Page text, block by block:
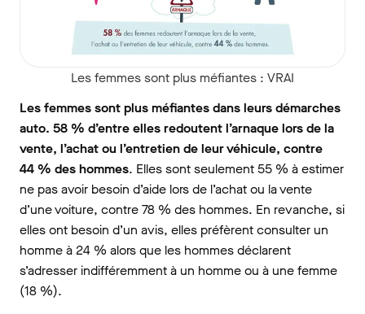
Les femmes sont plus méfiantes : VRAI
Les femmes sont plus méfiantes dans leurs démarches
auto. 58 % d’entre elles redoutent l’arnaque lors de la
vente, l’achat ou l’entretien de leur véhicule, contre
44 % des hommes. Elles sont seulement 55 % à estimer
ne pas avoir besoin d’aide lors de l’achat ou la vente
d’une voiture, contre 78 % des hommes. En revanche, si
elles ont besoin d’un avis, elles préfèrent consulter un
homme à 24 % alors que les hommes déclarent
s’adresser indifféremment à un homme ou à une femme
(18 %).